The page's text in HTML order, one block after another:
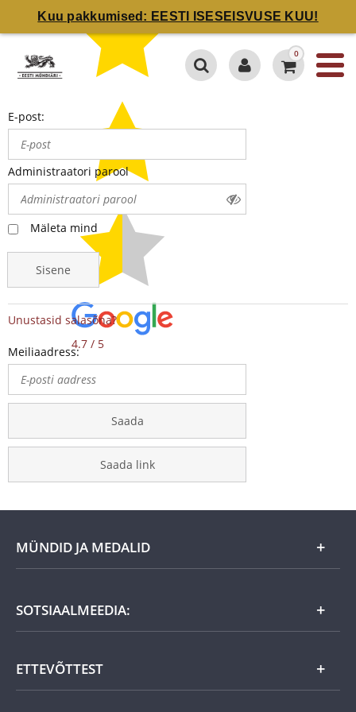
Kuu pakkumised: EESTI ISESEISVUSE KUU!
4.7 / 5
0
E-post:
Administraatori parool
Mäleta mind
Sisene
Unustasid salasõna?
Meiliaadress:
Saada
Saada link
MÜNDID JA MEDALID
Kuu eripakkumine
Kingiideed
Eesti tooted
SOTSIAALMEEDIA:
ETTEVÕTTEST